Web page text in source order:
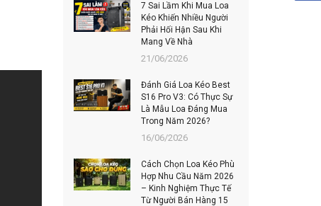
7 Sai Lầm Khi Mua Loa
Kéo Khiến Nhiều Người
Phải Hối Hận Sau Khi
Mang Về Nhà
21/06/2026
Đánh Giá Loa Kéo Best
S16 Pro V3: Có Thực Sự
Là Mẫu Loa Đáng Mua
Trong Năm 2026?
16/06/2026
Cách Chọn Loa Kéo Phù
Hợp Nhu Cầu Năm 2026
– Kinh Nghiệm Thực Tế
Từ Người Bán Hàng 15